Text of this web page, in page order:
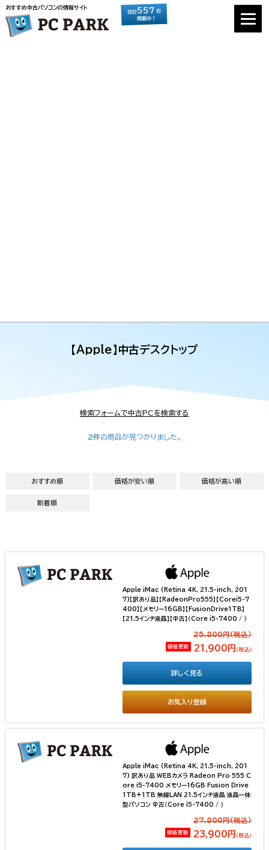
おすすめ中古パソコンの情報サイト
合計557 台
掲載中！
【Apple】中古デスクトップ
検索フォームで中古PCを検索する
2件の商品が見つかりました。
おすすめ順 価格が安い順 価格が高い順
新着順
Apple iMac (Retina 4K, 21.5-inch, 201
7)【訳あり品】【RadeonPro555】【Corei5-7
400】【メモリー16GB】【FusionDrive1TB】
【21.5インチ液晶】【中古】（Core i5-7400 / ）
25,800円(税込）
価格更新 21,900円 （税込）
お気入り登録
詳しく見る
Apple iMac (Retina 4K, 21.5-inch, 201
7) 訳あり品 WEBカメラ Radeon Pro 555 C
ore i5-7400 メモリー16GB Fusion Drive
1TB+1TB 無線LAN 21.5インチ液晶 液晶一体
型パソコン 中古（Core i5-7400 / ）
27,800円(税込）
価格更新 23,900円 （税込）